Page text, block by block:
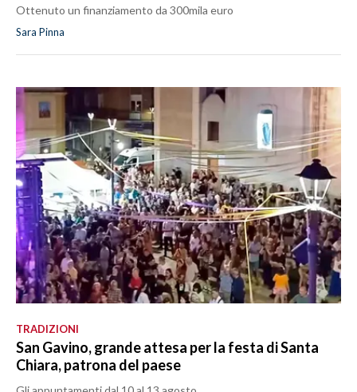
Ottenuto un finanziamento da 300mila euro
Sara Pinna
TRADIZIONI
San Gavino, grande attesa per la festa di Santa
Chiara, patrona del paese